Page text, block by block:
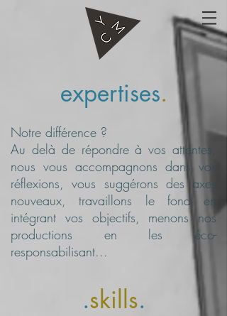
expertises.
Notre différence ?
Au delà de répondre à vos attentes,
nous vous accompagnons dans vos
réflexions, vous suggérons des axes
nouveaux, travaillons le fond en
intégrant vos objectifs, menons nos
productions en les éco-
responsabilisant...
.skills.